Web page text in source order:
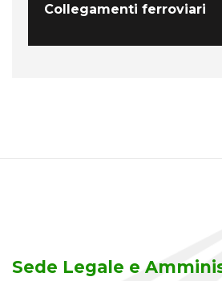
Collegamenti ferroviari
Sede Legale e